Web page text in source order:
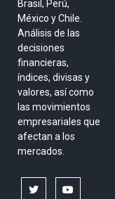
Brasil, Perú,
México y Chile.
Análisis de las
decisiones
financieras,
índices, divisas y
valores, así como
las movimientos
empresariales que
afectan a los
mercados.
twitter